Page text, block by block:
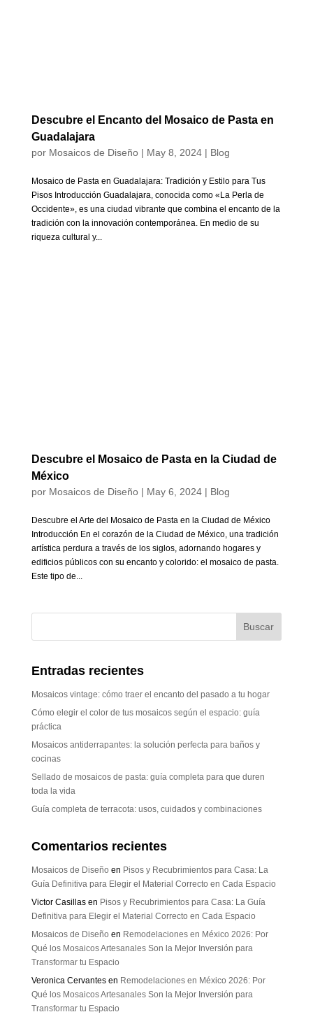
Descubre el Encanto del Mosaico de Pasta en
Guadalajara
por Mosaicos de Diseño| May 8, 2024| Blog
Mosaico de Pasta en Guadalajara: Tradición y Estilo para Tus
Pisos Introducción Guadalajara, conocida como «La Perla de
Occidente», es una ciudad vibrante que combina el encanto de la
tradición con la innovación contemporánea. En medio de su
riqueza cultural y...
Descubre el Mosaico de Pasta en la Ciudad de
México
por Mosaicos de Diseño| May 6, 2024| Blog
Descubre el Arte del Mosaico de Pasta en la Ciudad de México
Introducción En el corazón de la Ciudad de México, una tradición
artística perdura a través de los siglos, adornando hogares y
edificios públicos con su encanto y colorido: el mosaico de pasta.
Este tipo de...
Entradas recientes
Mosaicos vintage: cómo traer el encanto del pasado a tu hogar
Cómo elegir el color de tus mosaicos según el espacio: guía
práctica
Mosaicos antiderrapantes: la solución perfecta para baños y
cocinas
Sellado de mosaicos de pasta: guía completa para que duren
toda la vida
Guía completa de terracota: usos, cuidados y combinaciones
Comentarios recientes
Mosaicos de Diseño en Pisos y Recubrimientos para Casa: La
Guía Definitiva para Elegir el Material Correcto en Cada Espacio
Victor Casillasen Pisos y Recubrimientos para Casa: La Guía
Definitiva para Elegir el Material Correcto en Cada Espacio
Mosaicos de Diseño en Remodelaciones en México 2026: Por
Qué los Mosaicos Artesanales Son la Mejor Inversión para
Transformar tu Espacio
Veronica Cervantesen Remodelaciones en México 2026: Por
Qué los Mosaicos Artesanales Son la Mejor Inversión para
Transformar tu Espacio